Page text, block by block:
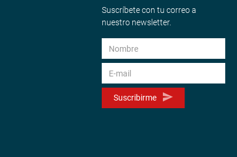
Suscríbete con tu correo a
nuestro newsletter.
Suscribirme